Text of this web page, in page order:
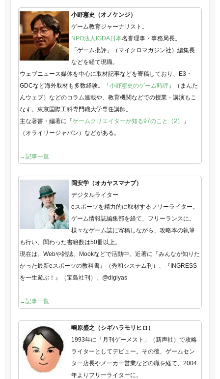
小野憲史（オノケンジ）
ゲーム教育ジャーナリスト。
NPO法人IGDA日本名誉理事・事務局長。
「ゲーム批評」（マイクロマガジン社）編集長
などを経て現職。
ウェブニュース媒体を中心に取材記事などを寄稿しており、E3・
GDCなど海外取材も多数経験。「小野憲史のゲーム時評」（まんた
んウェブ）などのコラム連載や、教育機関などでの授業・講演もこ
なす。東京国際工科専門職大学専任講師。
主な著書・編著に「ゲームクリエイターが知る97のこと（2）
」
（オライリージャパン）などがある。
→記事一覧
岡安学（オカヤスマナブ）
デジタルライター
eスポーツを精力的に取材するフリーライター。
ゲーム情報誌編集部を経て、フリーランスに。
様々なゲーム誌に寄稿しながら、攻略本の執筆
も行い、関わった書籍数は50冊以上。
現在は、Webや雑誌、Mookなどで活動中。近著に『みんなが知りた
かった最新eスポーツの教科書』（秀和システム刊）、『INGRESS
を一生遊ぶ！』（宝島社刊）。@digiyas
→記事一覧
鴫原盛之（シギハラモリヒロ）
1993年に「月刊ゲーメスト」（新声社）で攻略
ライターとしてデビュー。その後、ゲームセン
ター店長やメーカー営業などの職を経て、2004
年よりフリーライターに。